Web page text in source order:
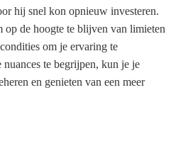
hij snel kon opnieuw investeren.
op de hoogte te blijven van limieten
om je ervaring te
te begrijpen, kun je je
en genieten van een meer